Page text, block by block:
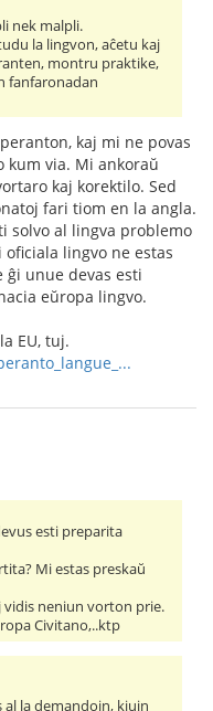
nek malpli.
la lingvon, aĉetu kaj
montru praktike,
fanfaronadan
kaj mi ne povas
kum via. Mi ankoraŭ
kaj korektilo. Sed
fari tiom en la angla.
solvo al lingva problemo
lingvo ne estas
ĝi unue devas esti
eŭropa lingvo.
EU, tuj.
esti preparita
Mi estas preskaŭ
vidis neniun vorton prie.
Civitano,..ktp
al la demandojn, kiujn